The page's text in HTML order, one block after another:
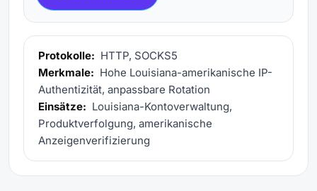
Protokolle: HTTP, SOCKS5
Merkmale: Hohe Louisiana-amerikanische IP-
Authentizität, anpassbare Rotation
Einsätze: Louisiana-Kontoverwaltung,
Produktverfolgung, amerikanische
Anzeigenverifizierung